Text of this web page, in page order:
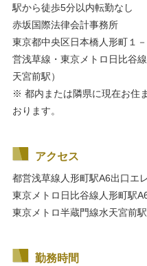
駅から徒歩5分以内転勤なし
赤坂国際法律会計事務所
東京都中央区日本橋人形町１
営浅草線・東京メトロ日比谷
天宮前駅）
※ 都内または隣県に現在お住
おります。
アクセス
都営浅草線人形町駅A6出口エ
東京メトロ日比谷線人形町駅
東京メトロ半蔵門線水天宮前
勤務時間